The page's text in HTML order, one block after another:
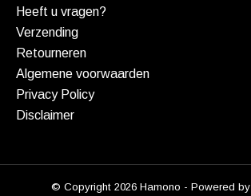
Heeft u vragen?
Verzending
Retourneren
Algemene voorwaarden
Privacy Policy
Disclaimer
© Copyright 2026 Hamono - Powered by